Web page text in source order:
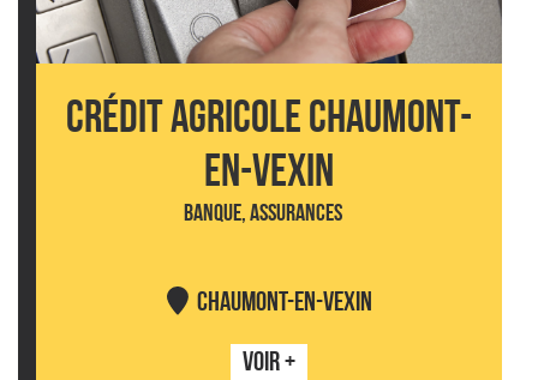
CRÉDIT AGRICOLE CHAUMONT-
EN-VEXIN
BANQUE, ASSURANCES
CHAUMONT-EN-VEXIN
VOIR +